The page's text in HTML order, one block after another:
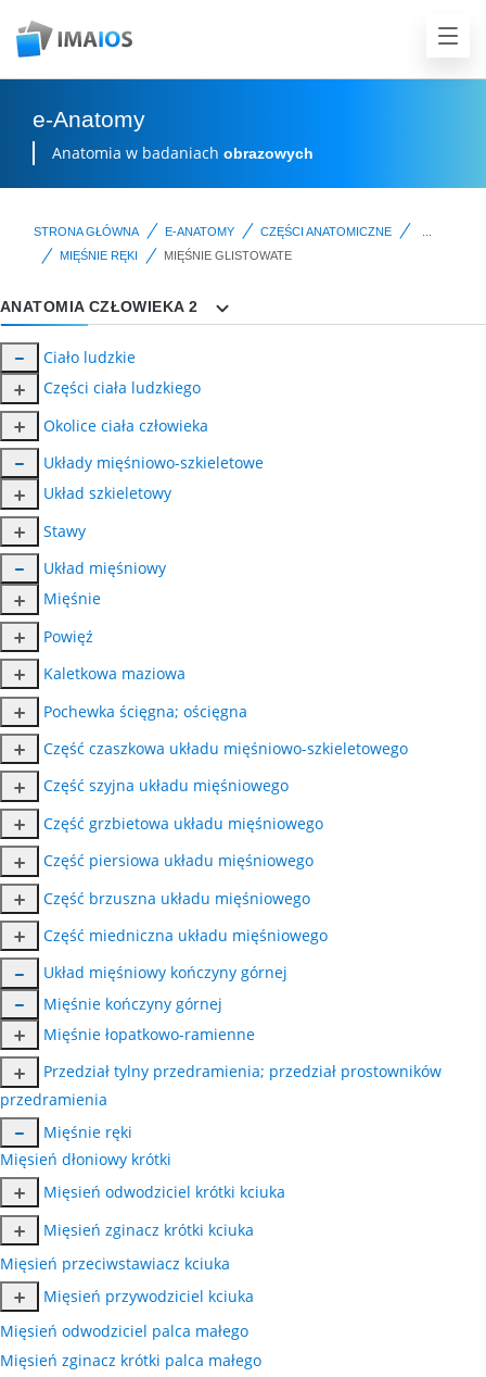
e-Anatomy
Anatomia w badaniach obrazowych
STRONA GŁÓWNA E-ANATOMY CZĘŚCI ANATOMICZNE
MIĘŚNIE RĘKI
MIĘŚNIE GLISTOWATE
ANATOMIA CZŁOWIEKA 2
Ciało ludzkie
Części ciała ludzkiego
Okolice ciała człowieka
Układy mięśniowo-szkieletowe
Układ szkieletowy
Stawy
Układ mięśniowy
Mięśnie
Powięź
Kaletkowa maziowa
Pochewka ścięgna; ościęgna
Część czaszkowa układu mięśniowo-szkieletowego
Część szyjna układu mięśniowego
Część grzbietowa układu mięśniowego
Część piersiowa układu mięśniowego
Część brzuszna układu mięśniowego
Część miedniczna układu mięśniowego
Układ mięśniowy kończyny górnej
Mięśnie kończyny górnej
Mięśnie łopatkowo-ramienne
Przedział tylny przedramienia; przedział prostowników
przedramienia
Mięśnie ręki
Mięsień dłoniowy krótki
Mięsień odwodziciel krótki kciuka
Mięsień zginacz krótki kciuka
Mięsień przeciwstawiacz kciuka
Mięsień przywodziciel kciuka
Mięsień odwodziciel palca małego
Mięsień zginacz krótki palca małego